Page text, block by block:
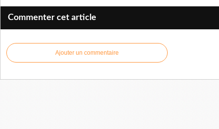
Commenter cet article
Ajouter un commentaire